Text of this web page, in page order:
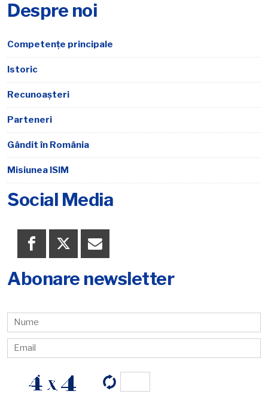
Despre noi
Competențe principale
Istoric
Recunoașteri
Parteneri
Gândit în România
Misiunea ISIM
Social Media
Abonare newsletter